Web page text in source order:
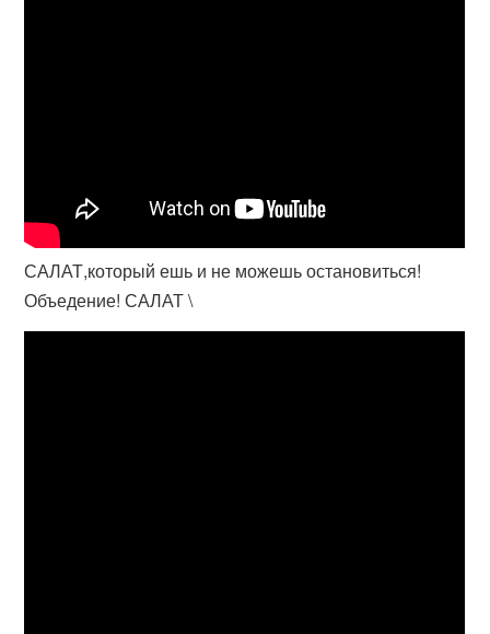
САЛАТ,который ешь и не можешь остановиться!
Объедение! САЛАТ \